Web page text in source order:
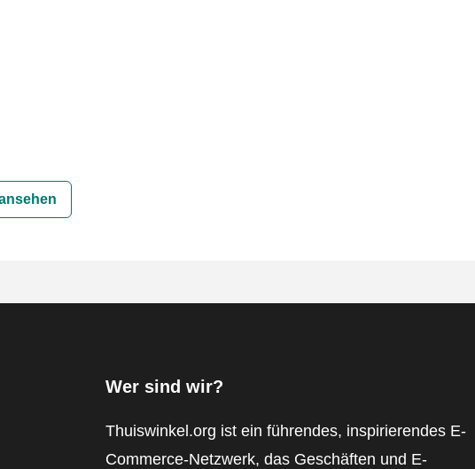
Wer sind wir?
Thuiswinkel.org ist ein führendes, inspirierendes E-
Commerce-Netzwerk, das Geschäften und E-